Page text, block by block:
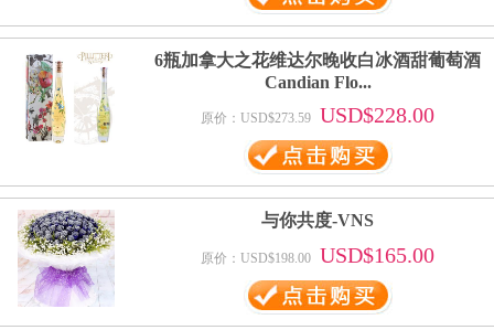
6瓶加拿大之花维达尔晚收白冰酒甜葡萄酒
Candian Flo...
原价：USD$273.59 USD$228.00
与你共度-VNS
原价：USD$198.00 USD$165.00